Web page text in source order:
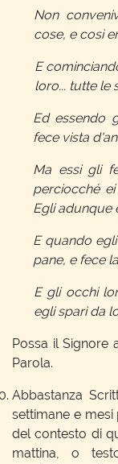
Non
cose, e così
E
loro... tutte le
Ed essendo
fece vista
Ma essi gli
perciocché
Egli adunque
E quando
pane, e fece
E gli occhi
egli sparì da
Possa il Signore
Parola.
Abbastanza
settimane e
del contesto di
mattina, o